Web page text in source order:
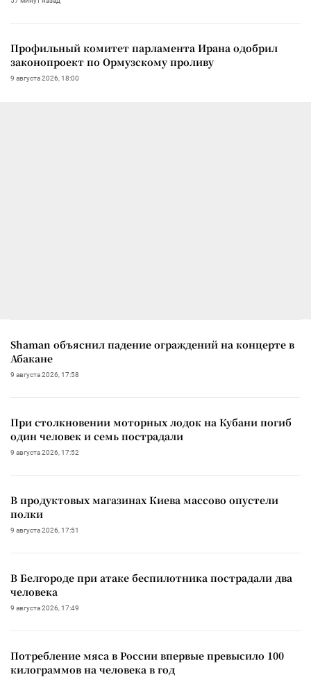
Профильный комитет парламента Ирана одобрил
законопроект по Ормузскому проливу
9 августа 2026, 18:00
Shaman объяснил падение ограждений на концерте в
Абакане
9 августа 2026, 17:58
При столкновении моторных лодок на Кубани погиб
один человек и семь пострадали
9 августа 2026, 17:52
В продуктовых магазинах Киева массово опустели
полки
9 августа 2026, 17:51
В Белгороде при атаке беспилотника пострадали два
человека
9 августа 2026, 17:49
Потребление мяса в России впервые превысило 100
килограммов на человека в год